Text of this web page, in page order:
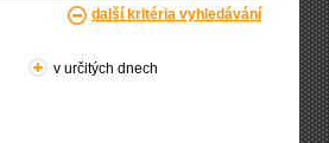
další kritéria vyhledávání
v určitých dnech